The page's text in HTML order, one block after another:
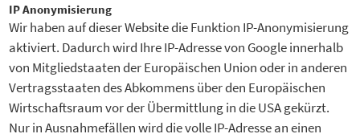
IP Anonymisierung
Wir haben auf dieser Website die Funktion IP-Anonymisierung
aktiviert. Dadurch wird Ihre IP-Adresse von Google innerhalb
von Mitgliedstaaten der Europäischen Union oder in anderen
Vertragsstaaten des Abkommens über den Europäischen
Wirtschaftsraum vor der Übermittlung in die USA gekürzt.
Nur in Ausnahmefällen wird die volle IP-Adresse an einen